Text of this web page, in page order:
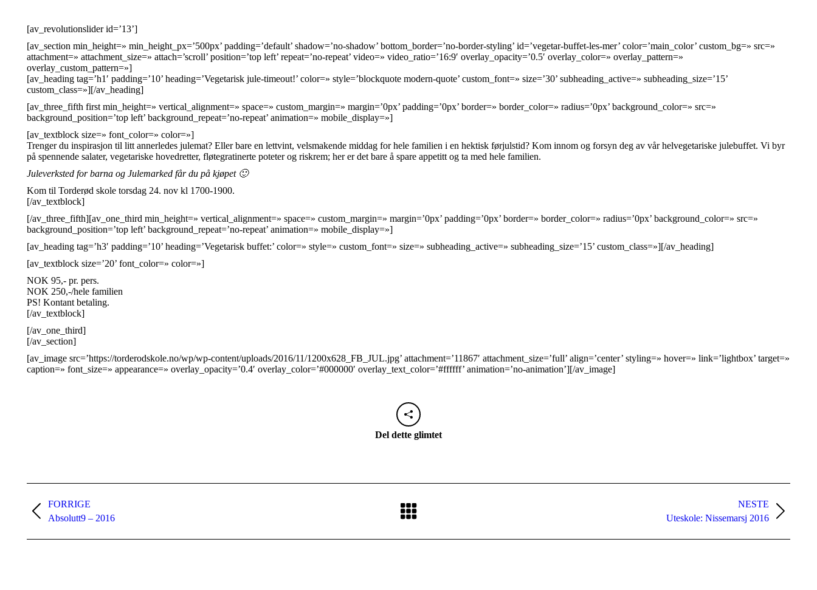
[av_revolutionslider id=’13’]
[av_section min_height=» min_height_px=’500px’ padding=’default’ shadow=’no-shadow’ bottom_border=’no-border-styling’ id=’vegetar-buffet-les-mer’ color=’main_color’ custom_bg=» src=»
attachment=» attachment_size=» attach=’scroll’ position=’top left’ repeat=’no-repeat’ video=» video_ratio=’16:9′ overlay_opacity=’0.5′ overlay_color=» overlay_pattern=»
overlay_custom_pattern=»]
[av_heading tag=’h1′ padding=’10’ heading=’Vegetarisk jule-timeout!’ color=» style=’blockquote modern-quote’ custom_font=» size=’30’ subheading_active=» subheading_size=’15’
custom_class=»][/av_heading]
[av_three_fifth first min_height=» vertical_alignment=» space=» custom_margin=» margin=’0px’ padding=’0px’ border=» border_color=» radius=’0px’ background_color=» src=»
background_position=’top left’ background_repeat=’no-repeat’ animation=» mobile_display=»]
[av_textblock size=» font_color=» color=»]
Trenger du inspirasjon til litt annerledes julemat? Eller bare en lettvint, velsmakende middag for hele familien i en hektisk førjulstid? Kom innom og forsyn deg av vår helvegetariske julebuffet. Vi byr
på spennende salater, vegetariske hovedretter, fløtegratinerte poteter og riskrem; her er det bare å spare appetitt og ta med hele familien.
Juleverksted for barna og Julemarked får du på kjøpet 🙂
Kom til Torderød skole torsdag 24. nov kl 1700-1900.
[/av_textblock]
[/av_three_fifth][av_one_third min_height=» vertical_alignment=» space=» custom_margin=» margin=’0px’ padding=’0px’ border=» border_color=» radius=’0px’ background_color=» src=»
background_position=’top left’ background_repeat=’no-repeat’ animation=» mobile_display=»]
[av_heading tag=’h3′ padding=’10’ heading=’Vegetarisk buffet:’ color=» style=» custom_font=» size=» subheading_active=» subheading_size=’15’ custom_class=»][/av_heading]
[av_textblock size=’20’ font_color=» color=»]
NOK 95,- pr. pers.
NOK 250,-/hele familien
PS! Kontant betaling.
[/av_textblock]
[/av_one_third]
[/av_section]
[av_image src=’https://torderodskole.no/wp/wp-content/uploads/2016/11/1200x628_FB_JUL.jpg’ attachment=’11867′ attachment_size=’full’ align=’center’ styling=» hover=» link=’lightbox’ target=»
caption=» font_size=» appearance=» overlay_opacity=’0.4′ overlay_color=’#000000′ overlay_text_color=’#ffffff’ animation=’no-animation’][/av_image]
Del dette glimtet
aktuelt
FORRIGE
Forrige
Absolutt9 – 2016
NESTE
Uteskole: Nissemarsj 2016